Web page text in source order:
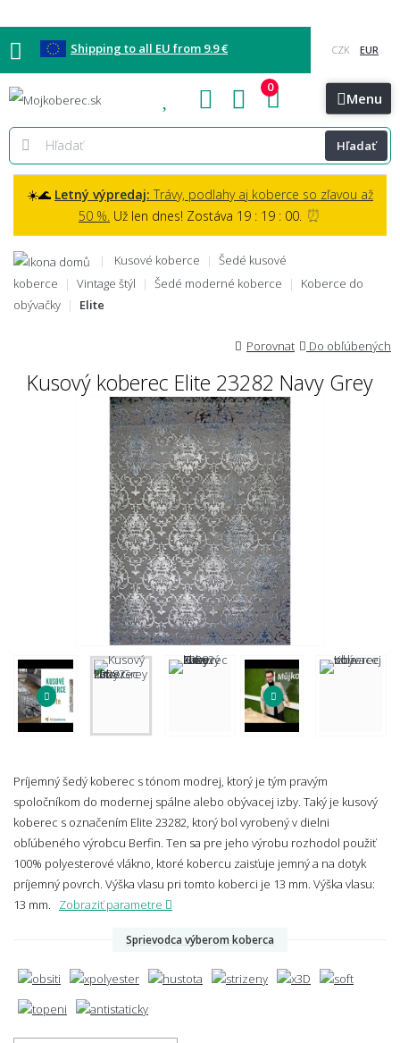
Shipping to all EU from 9.9 €
Blog Kontakt Menu
Hľadať
0
☀️🌊 Letný výpredaj: Trávy, podlahy aj koberce so zľavou až
50 %. Už len dnes! Zostáva 19 : 18 : 59. ⏰
Kusové koberce
Šedé kusové
koberce
Vintage štýl Šedé moderné koberce
Koberce do
obývačky
Elite
Porovnat Do obľúbených
Kusový koberec Elite 23282 Navy Grey
Príjemný šedý koberec s tónom modrej, ktorý je tým pravým
spoločníkom do modernej spálne alebo obývacej izby. Taký je kusový
koberec s označením Elite 23282, ktorý bol vyrobený v dielni
obľúbeného výrobcu Berfin. Ten sa pre jeho výrobu rozhodol použiť
100% polyesterové vlákno, ktoré kobercu zaisťuje jemný a na dotyk
príjemný povrch. Výška vlasu pri tomto koberci je 13 mm. Výška vlasu:
13 mm.
Zobraziť parametre
Sprievodca výberom koberca